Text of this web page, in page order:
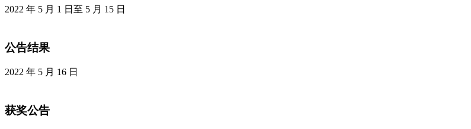
2022 年 5 月 1 日至 5 月 15 日
公告结果
2022 年 5 月 16 日
获奖公告